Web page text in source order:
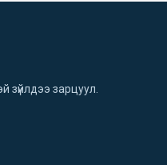
зүйлдээ зарцуул.